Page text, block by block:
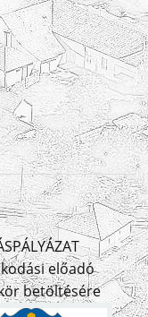
előadó
betöltésére